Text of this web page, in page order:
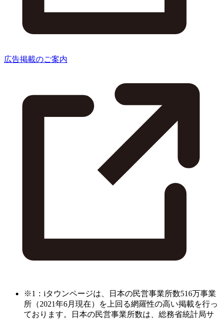
広告掲載のご案内
※1：iタウンページは、日本の民営事業所数516万事業
所（2021年6月現在）を上回る網羅性の高い掲載を行っ
ております。日本の民営事業所数は、総務省統計局サ